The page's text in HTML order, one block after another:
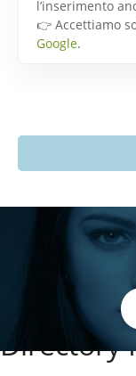
l’inserimento
👉 Accettiamo
Google.
Directory